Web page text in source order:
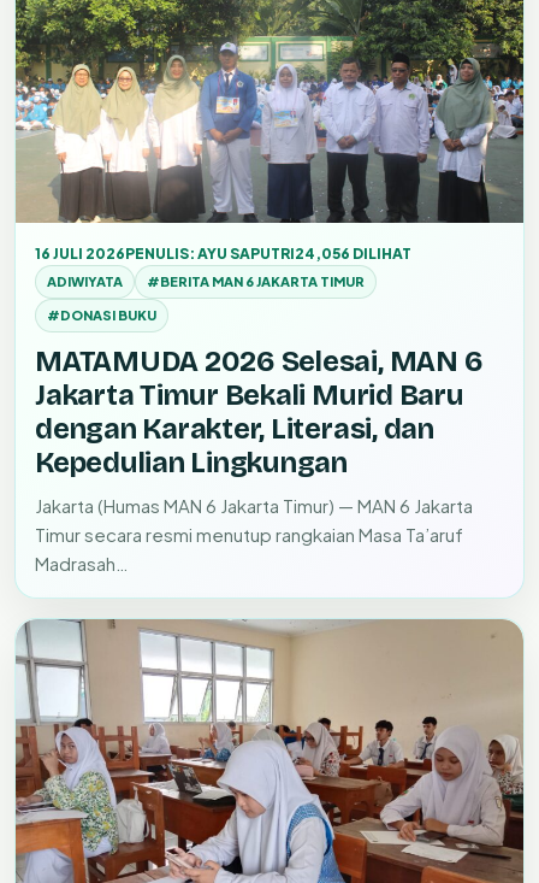
16 JULI 2026PENULIS: AYU SAPUTRI24,056 DILIHAT
ADIWIYATA #BERITA MAN 6 JAKARTA TIMUR
#DONASI BUKU
MATAMUDA 2026 Selesai, MAN 6
Jakarta Timur Bekali Murid Baru
dengan Karakter, Literasi, dan
Kepedulian Lingkungan
Jakarta (Humas MAN 6 Jakarta Timur) — MAN 6 Jakarta
Timur secara resmi menutup rangkaian Masa Ta’aruf
Madrasah…